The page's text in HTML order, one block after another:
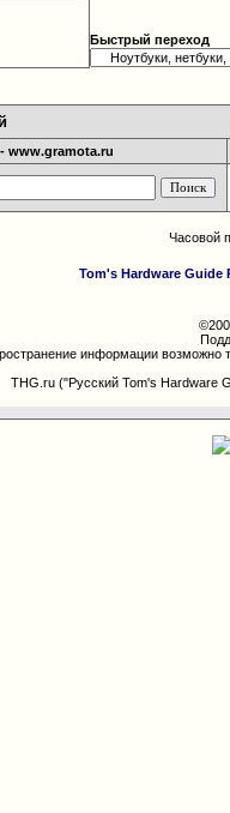
Быстрый переход
www.gramota.ru
Часовой
Tom's Hardware Guide
информации возможно
THG.ru ("Русский Tom's Hardware